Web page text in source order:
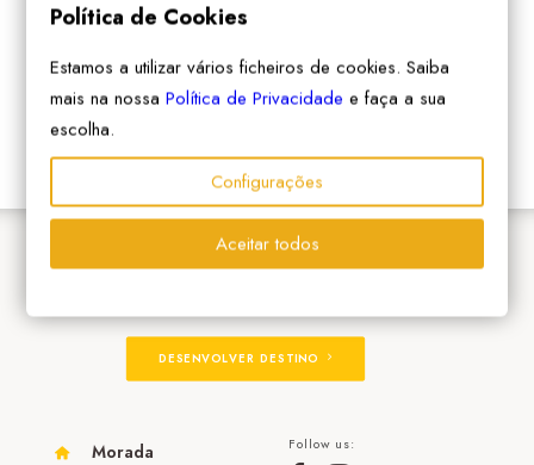
DESENVOLVER DESTINO
Morada Follow us:
Política de Cookies
Estamos a utilizar vários ficheiros de cookies. Saiba
mais na nossaPolítica de Privacidade e faça a sua
escolha.
Configurações
Aceitar todos